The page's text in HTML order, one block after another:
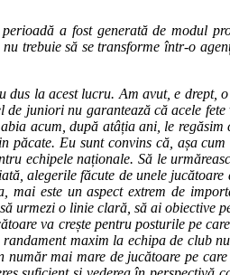
a fost generată de modul
trebuie să se transforme într-o
la acest lucru. Am avut, e drept,
de juniori nu garantează că acele
acum, după atâția ani, le
păcate. Eu sunt convins că, așa
echipele naționale. Să le
alegerile făcute de unele
mai este un aspect extrem de
urmezi o linie clară, să ai
va crește pentru posturile pe
maxim la echipa de club
număr mai mare de jucătoare pe